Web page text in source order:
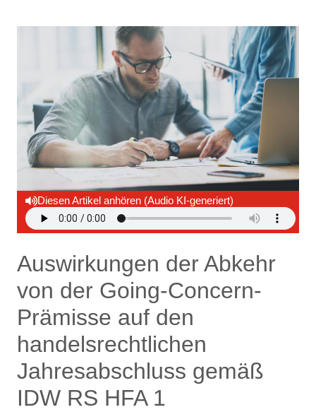
Diesen Artikel anhören (Audio KI-generiert)
Auswirkungen der Abkehr
von der Going-Concern-
Prämisse auf den
handelsrechtlichen
Jahresabschluss gemäß
IDW RS HFA 1